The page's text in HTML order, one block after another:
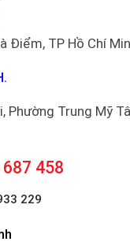
Điểm, TP Hồ Chí
Phường Trung Mỹ
458
229